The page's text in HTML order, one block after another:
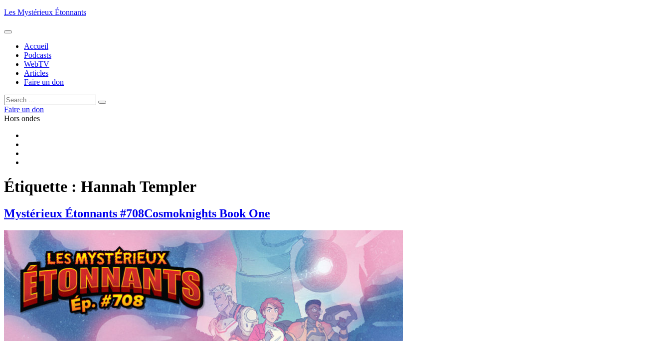
Aller
contenu
Les Mystérieux Étonnants
Accueil
Podcasts
WebTV
Articles
Faire un don
Rechercher :
Rechercher
Faire un don
Hors ondes
Étiquette : Hannah Templer
Mystérieux Étonnants #708Cosmoknights Book One